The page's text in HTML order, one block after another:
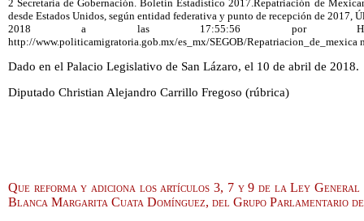
2 Secretaría de Gobernación. Boletín Estadístico 2017.Repatriación de
desde Estados Unidos, según entidad federativa y punto de recepción de 2017,
2018 a las 17:55:56 por
http://www.politicamigratoria.gob.mx/es_mx/SEGOB/Repatriacion_de_mexica
Dado en el Palacio Legislativo de San Lázaro, el 10 de abril de 2018.
Diputado Christian Alejandro Carrillo Fregoso (rúbrica)
Que reforma y adiciona los artículos 3, 7 y 9 de la Ley General
Blanca Margarita Cuata Domínguez, del Grupo Parlamentario